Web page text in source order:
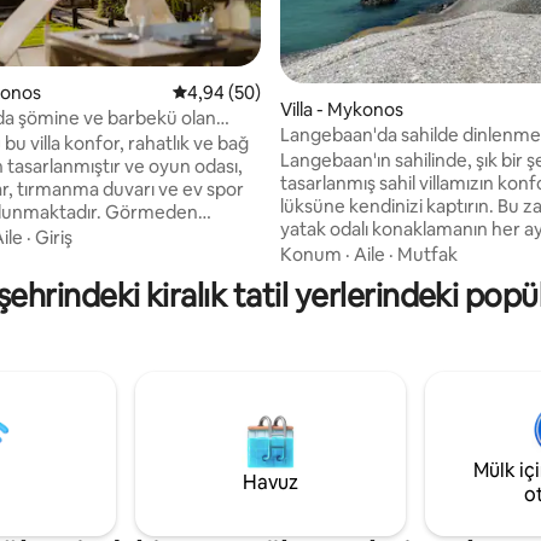
5 puan, 7 değerlendirme5 üzerinden ortalama 4,94 puan, 50
4,94 (50)
şömine ve barbekü olan
villa konfor, rahatlık ve bağ
ve oyun odası,
tırmanma duvarı ve ev spor
Görmeden
nefes kesici manzaraları
yaban hayatına uyanın, birinci
içerek iç mekanda, plajda veya
kaçamağınız sizi bekliyor!
temizlik ve hizmetçi odası
· Giriş
Villa - Mykonos
Langebaan'da sahilde dinlenme
Langebaan'ın sahilinde, şık bir
tasarlanmış sahil villamızın
lüksüne kendinizi kaptırın. Bu
yatak odalı konaklamanın her
burada geçirdiğiniz zamanın
Dinlenmek için güzel ve geniş
ve denizin yumuşak ritimlerinin
Die Strandloper restoranı 2
uzaklıktadır. | Videolarımızı
izleyin
Konum · Aile · Mutfak
kiralık tatil yerlerindeki
Havuz
Mülk